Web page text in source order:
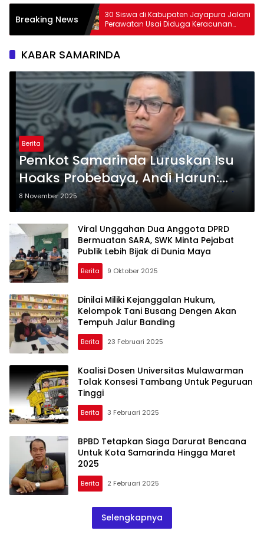
Breaking News
Hilang di
30 Siswa di Kabupaten Jayapura Jalani
Perawatan Usai Diduga Keracunan
Makanan MBG
KABAR SAMARINDA
Berita
Pemkot Samarinda Luruskan Isu
Hoaks Probebaya, Andi Harun:
Jangan Cemarkan RT dan
Masyarakat
8 November 2025
Viral Unggahan Dua Anggota DPRD
Bermuatan SARA, SWK Minta Pejabat
Publik Lebih Bijak di Dunia Maya
Berita 9 Oktober 2025
Dinilai Miliki Kejanggalan Hukum,
Kelompok Tani Busang Dengen Akan
Tempuh Jalur Banding
Berita 23 Februari 2025
Koalisi Dosen Universitas Mulawarman
Tolak Konsesi Tambang Untuk Peguruan
Tinggi
Berita 3 Februari 2025
BPBD Tetapkan Siaga Darurat Bencana
Untuk Kota Samarinda Hingga Maret
2025
Berita 2 Februari 2025
Selengkapnya